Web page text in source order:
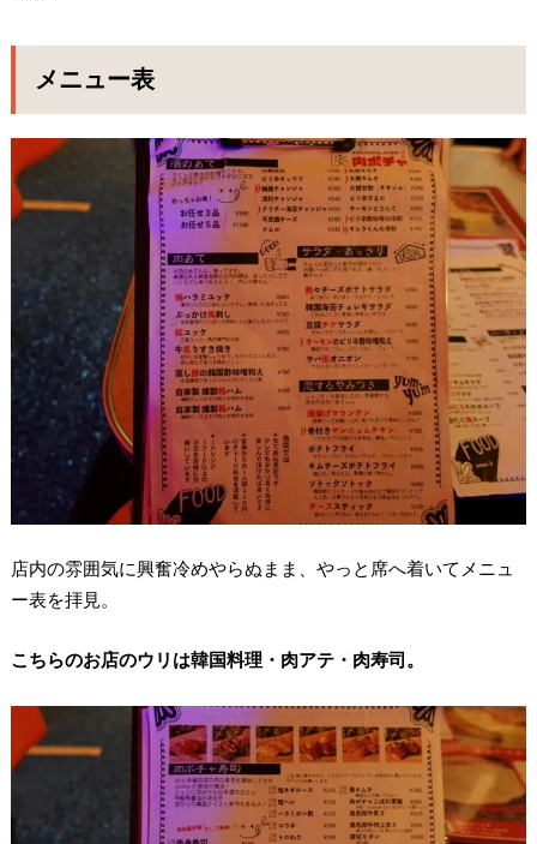
メニュー表
店内の雰囲気に興奮冷めやらぬまま、やっと席へ着いてメニュ
ー表を拝見。
こちらのお店のウリは韓国料理・肉アテ・肉寿司。